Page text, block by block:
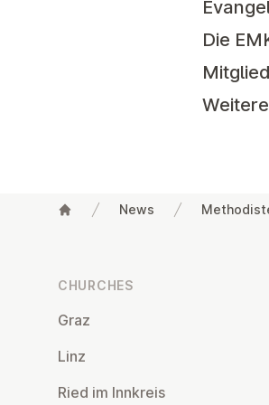
Die
News
CHURCHES
Graz
Linz
Ried im Innkreis